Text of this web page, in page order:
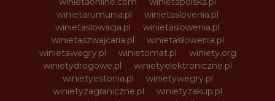
winietarumunia.pl
winietaslovenia.pl
winietaslowacja.pl
winietaslowenia.pl
winietaszwajcaria.pl
winietasłowenia.pl
winietawegry.pl
winietomat.pl
winiety.org
winietydrogowe.pl
winietyelektroniczne.pl
winietyestonia.pl
winietywegry.pl
winietyzagraniczne.pl
winietyzakup.pl